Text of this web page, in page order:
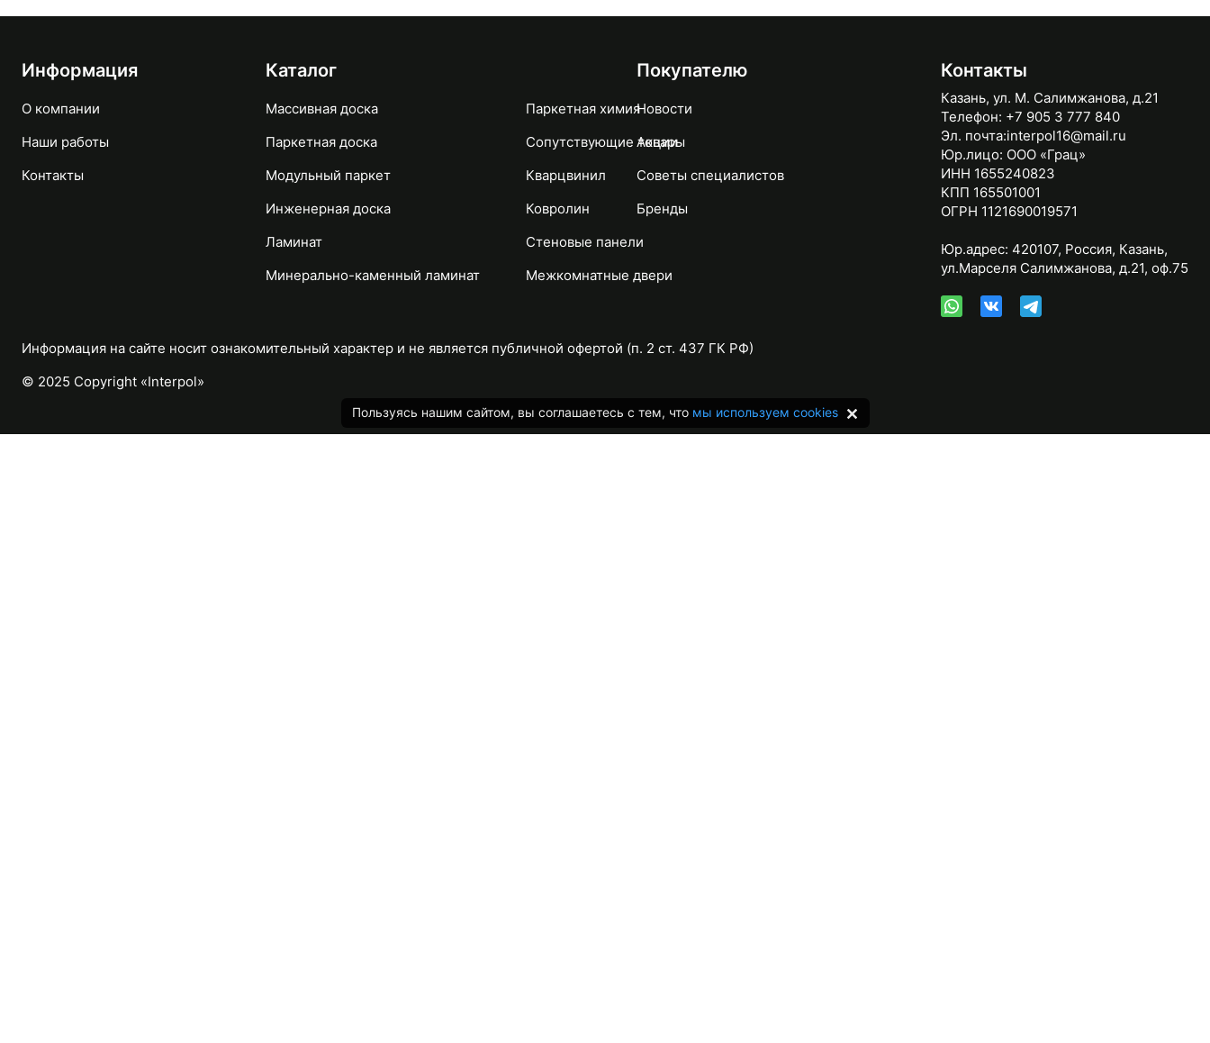
Информация
О компании
Наши работы
Контакты
Каталог
Массивная доска
Паркетная доска
Модульный паркет
Инженерная доска
Ламинат
Минерально-каменный ламинат
Паркетная химия
Сопутствующие товары
Кварцвинил
Ковролин
Стеновые панели
Межкомнатные двери
Покупателю
Новости
Акции
Советы специалистов
Бренды
Контакты
Казань, ул. М. Салимжанова, д.21
Телефон: +7 905 3 777 840
Эл. почта:interpol16@mail.ru
Юр.лицо: ООО «Грац»
ИНН 1655240823
КПП 165501001
ОГРН 1121690019571
Юр.адрес: 420107, Россия, Казань,
ул.Марселя Салимжанова, д.21, оф.75
Информация на сайте носит ознакомительный характер и не является публичной офертой (п. 2 ст. 437 ГК РФ)
© 2025 Copyright «Interpol»
Пользуясь нашим сайтом, вы соглашаетесь с тем, что мы используем cookies